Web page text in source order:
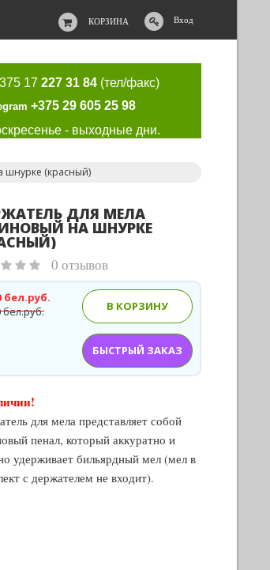
КОРЗИНА Вход
17227 31 84 (тел/факс)
+375 29 605 25 98
- выходные дни.
шнурке (красный)
ДЛЯ МЕЛА
НА ШНУРКЕ
0 отзывов
бел.руб.
бел.руб.
В КОРЗИНУ
БЫСТРЫЙ ЗАКАЗ
для мела представляет собой
пенал, который аккуратно и
удерживает бильярдный мел (мел в
с держателем не входит).